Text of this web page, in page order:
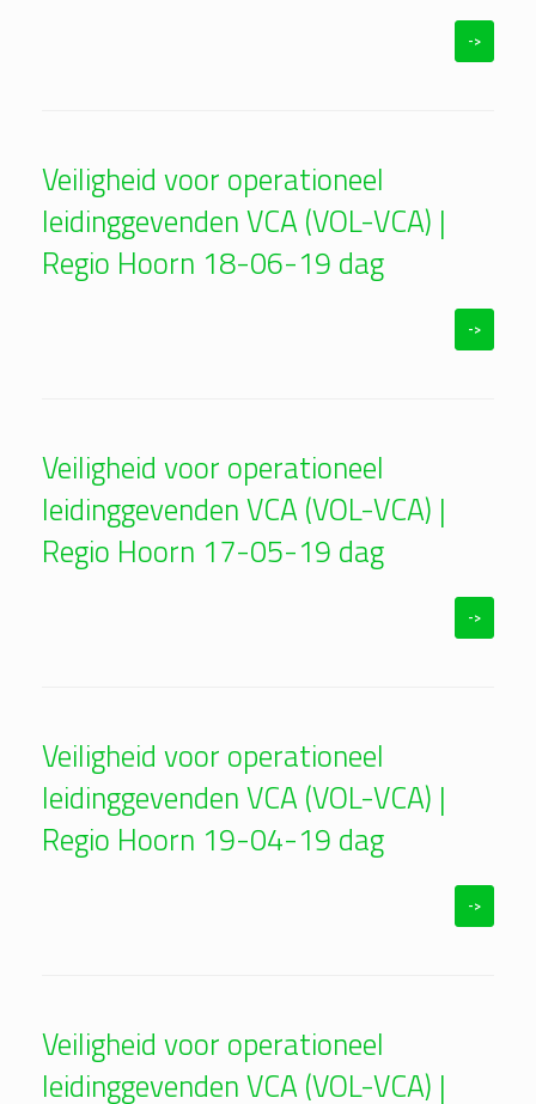
->
Veiligheid voor operationeel
leidinggevenden VCA (VOL-VCA) |
Regio Hoorn 18-06-19 dag
->
Veiligheid voor operationeel
leidinggevenden VCA (VOL-VCA) |
Regio Hoorn 17-05-19 dag
->
Veiligheid voor operationeel
leidinggevenden VCA (VOL-VCA) |
Regio Hoorn 19-04-19 dag
->
Veiligheid voor operationeel
leidinggevenden VCA (VOL-VCA) |